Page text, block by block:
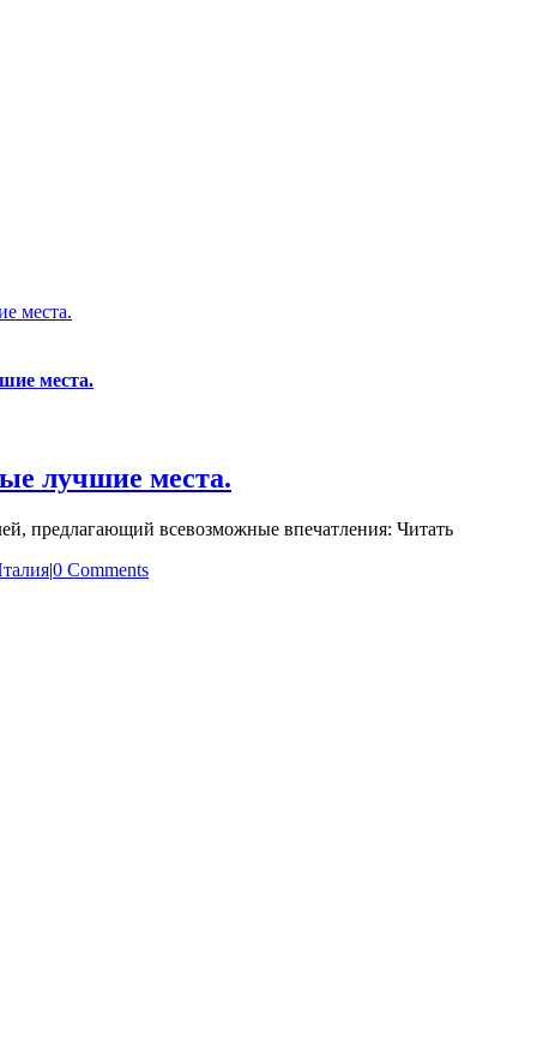
места.
места.
лучшие места.
предлагающий всевозможные впечатления: Читать
|0 Comments